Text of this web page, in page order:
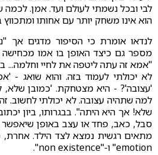
לבי ובכל נשמתי לעולם ועד. אמן. לכמה
הוא אינו משחק יותר עם אחותו ומתכווץ
לנדאו אומרת כי הסיפור מדגים אך
מספר גם כיצד האופן בו אמו
"אמא זה עתה ליטפה את לחיי וחלמה...
לא יכולתי לעמוד בזה. והוא שואג -
'עצובה'? - היא מצטחקת. 'כמובן שלא,
למה שתהיה עצובה. לא יכולתי לחשוב.
שלא! אך היא היתה". בבגרותו, ביון
סבל, כאב, פחד או עצב באופן שיאפשר
emotion" ו-"non existence".